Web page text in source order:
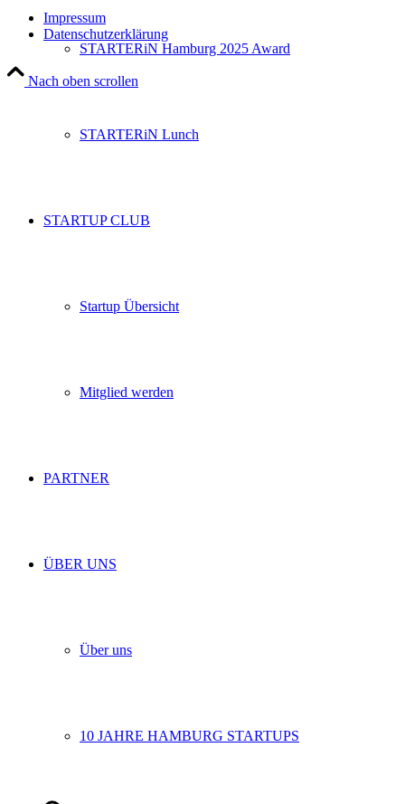
STARTERiN Hamburg 2025 Award
STARTERiN Lunch
STARTUP CLUB
Startup Übersicht
Mitglied werden
PARTNER
ÜBER UNS
Über uns
10 JAHRE HAMBURG STARTUPS
Impressum
Datenschutzerklärung
Nach oben scrollen